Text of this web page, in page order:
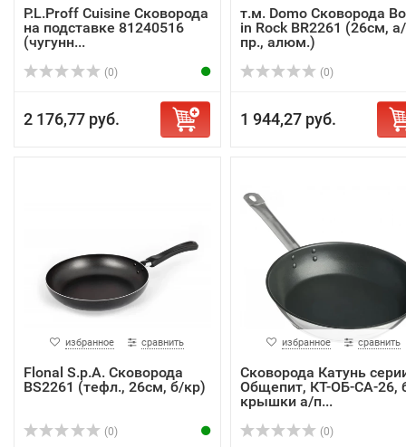
P.L.Proff Cuisine Сковорода
на подставке 81240516
(чугунн...
(0)
2 176,77 руб.
т.м. Domo Сковорода
in Rock BR2261 (26см, а/
пр., алюм.)
(0)
1 944,27 руб.
избранное сравнить
Flonal S.p.A. Сковорода
BS2261 (тефл., 26см, б/кр)
(0)
избранное сравнить
Сковорода Катунь
Общепит, КТ-ОБ-СА-26,
крышки а/п...
(0)